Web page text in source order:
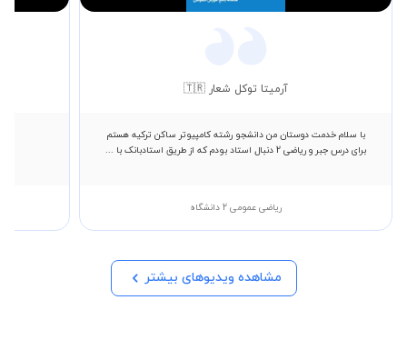
آرمیتا توکل شعار 🇹🇷
با سلام خدمت دوستان من دانشجو رشته کامپیوتر ساکن ترکیه هستم
برای درس جبر و ریاضی 2 دنبال استاد بودم که از طریق استادبانک با ...
ریاضی عمومی 2 دانشگاه
مشاهده ویدیوهای بیشتر